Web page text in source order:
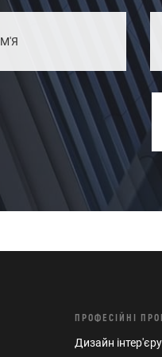
ПРОФЕСІЙНІ
Дизайн інтер'єру